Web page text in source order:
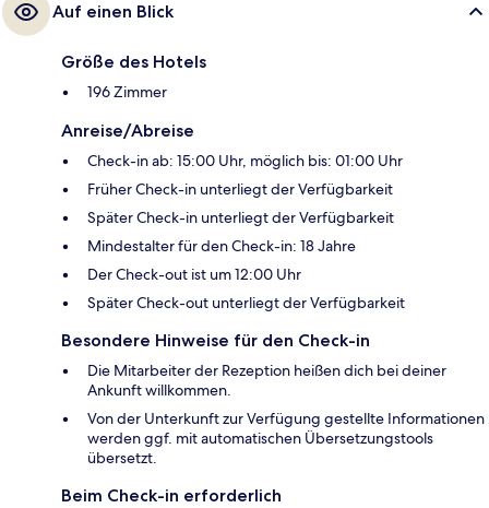
Auf einen Blick
Größe des Hotels
196 Zimmer
Anreise/Abreise
Check-in ab: 15:00 Uhr, möglich bis: 01:00 Uhr
Früher Check-in unterliegt der Verfügbarkeit
Später Check-in unterliegt der Verfügbarkeit
Mindestalter für den Check-in: 18 Jahre
Der Check-out ist um 12:00 Uhr
Später Check-out unterliegt der Verfügbarkeit
Besondere Hinweise für den Check-in
Die Mitarbeiter der Rezeption heißen dich bei deiner
Ankunft willkommen.
Von der Unterkunft zur Verfügung gestellte Informationen
werden ggf. mit automatischen Übersetzungstools
übersetzt.
Beim Check-in erforderlich